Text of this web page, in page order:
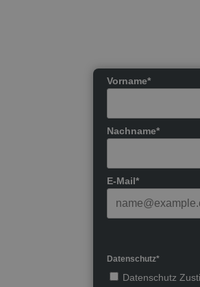
Vorname*
Nachname*
E-Mail*
Datenschutz*
Datenschutz